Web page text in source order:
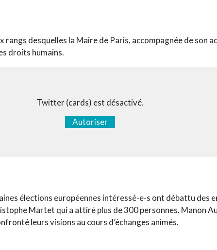
rangs desquelles la Maire de Paris, accompagnée de son
droits humains.
Twitter (cards) est désactivé.
Autoriser
élections européennes intéressé-e-s ont débattu des
Martet qui a attiré plus de 300 personnes. Manon
leurs visions au cours d’échanges animés.